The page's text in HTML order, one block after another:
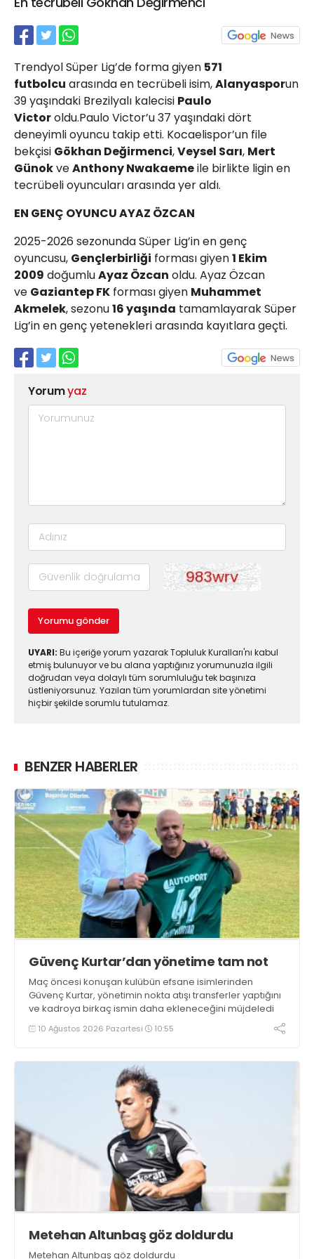
Trendyol Süper Lig’de forma giyen 571
futbolcu arasında en tecrübeli isim,Alanyasporun
39 yaşındaki Brezilyalı kalecisi Paulo
Victoroldu.Paulo Victor’u 37 yaşındaki dört
deneyimli oyuncu takip etti. Kocaelispor’un file
bekçisi Gökhan Değirmenci,Veysel Sarı, Mert
GünokveAnthony Nwakaemeile birlikte ligin en
tecrübeli oyuncuları arasında yer aldı.
EN GENÇ OYUNCU AYAZ ÖZCAN
2025-2026 sezonunda Süper Lig’in en genç
oyuncusu, Gençlerbirliği forması giyen1 Ekim
2009 doğumluAyaz Özcan oldu. Ayaz Özcan
ve Gaziantep FK forması giyen Muhammet
Akmelek, sezonu16 yaşında tamamlayarak Süper
Lig’in en genç yetenekleri arasında kayıtlara geçti.
Yorumyaz
Yorumu gönder
UYARI: Bu içeriğe yorum yazarak Topluluk Kuralları'nı kabul
etmiş bulunuyor ve bu alana yaptığınız yorumunuzla ilgili
doğrudan veya dolaylı tüm sorumluluğu tek başınıza
üstleniyorsunuz. Yazılan tüm yorumlardan site yönetimi
hiçbir şekilde sorumlu tutulamaz.
BENZER HABERLER
Güvenç Kurtar’dan yönetime tam not
Maç öncesi konuşan kulübün efsane isimlerinden
Güvenç Kurtar, yönetimin nokta atışı transferler yaptığını
ve kadroya birkaç ismin daha ekleneceğini müjdeledi
10 Ağustos 2026 Pazartesi 10:55
Metehan Altunbaş göz doldurdu
Metehan Altunbaş göz doldurdu
21 Gölcük
02624132333